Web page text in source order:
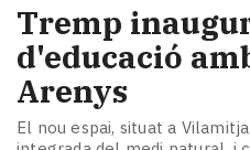
​Tremp
d'educació
Arenys
El nou espai, situat a